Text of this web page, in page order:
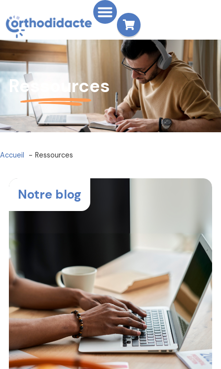
Ressources
Accueil Ressources
Notre blog